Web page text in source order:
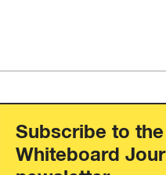
Subscribe to the
Whiteboard